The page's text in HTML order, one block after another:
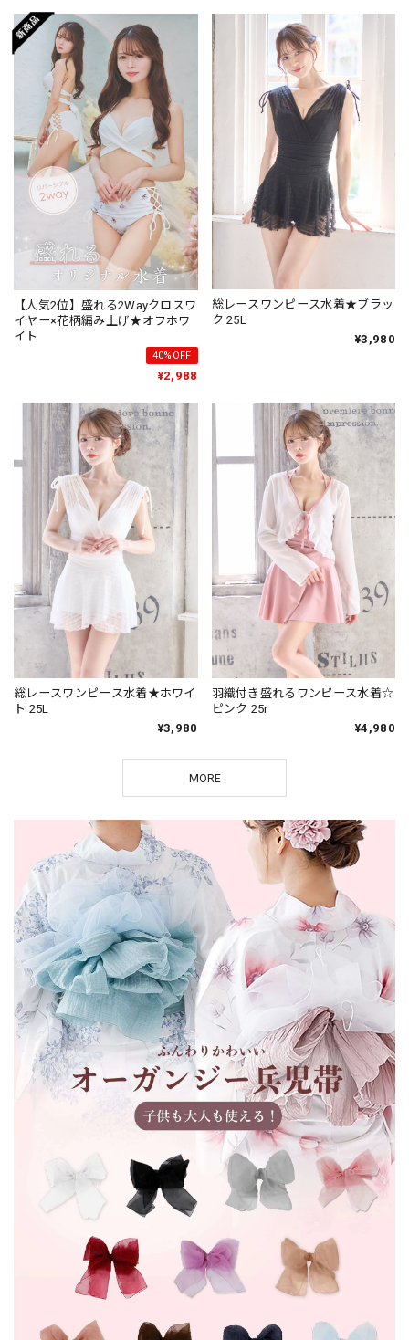
【人気2位】盛れる2Wayクロスワ
イヤー×花柄編み上げ★オフホワ
イト
40%OFF
¥2,988
総レースワンピース水着★ブラッ
ク 25L
¥3,980
総レースワンピース水着★ホワイ
ト 25L
¥3,980
羽織付き盛れるワンピース水着☆
ピンク 25r
¥4,980
MORE